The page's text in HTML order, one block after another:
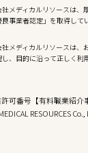
社メディカルリソースは、
事業者認定」を取得して
社メディカルリソースは、
し、目的に沿って正しく利
可番号【有料職業紹介
RESOURCES Co.,